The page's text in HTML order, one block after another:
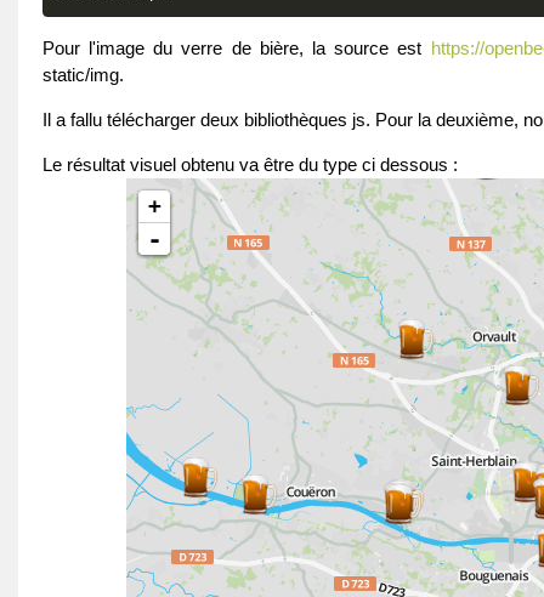
Pour l'image du verre de bière, la source est https://
static/img.
Il a fallu télécharger deux bibliothèques js. Pour la deuxième,
Le résultat visuel obtenu va être du type ci dessous :